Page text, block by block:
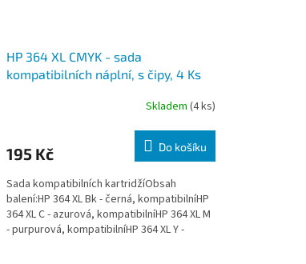
HP 364 XL CMYK - sada
kompatibilních náplní, s čipy, 4 Ks
Skladem (4 ks)
195 Kč Do košíku
Sada kompatibilních kartridžíObsah
balení:HP 364 XL Bk - černá, kompatibilníHP
364 XL C - azurová, kompatibilníHP 364 XL M
- purpurová, kompatibilníHP 364 XL Y -